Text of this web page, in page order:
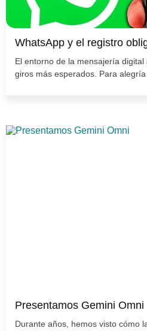
WhatsApp y el registro
El entorno de la mensajería
giros más esperados. Para alegría
Presentamos Gemini Omni
Durante años, hemos visto cómo